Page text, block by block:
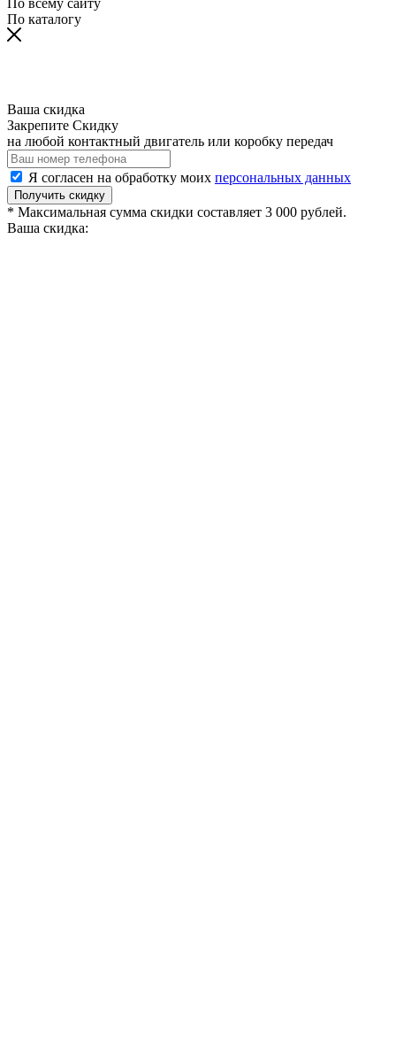
По всему сайту
По каталогу
Ваша скидка
Закрепите Скидку
на любой контактный двигатель или коробку передач
Я согласен на обработку моих персональных данных
Получить скидку
* Максимальная сумма скидки составляет 3 000 рублей.
Ваша скидка: